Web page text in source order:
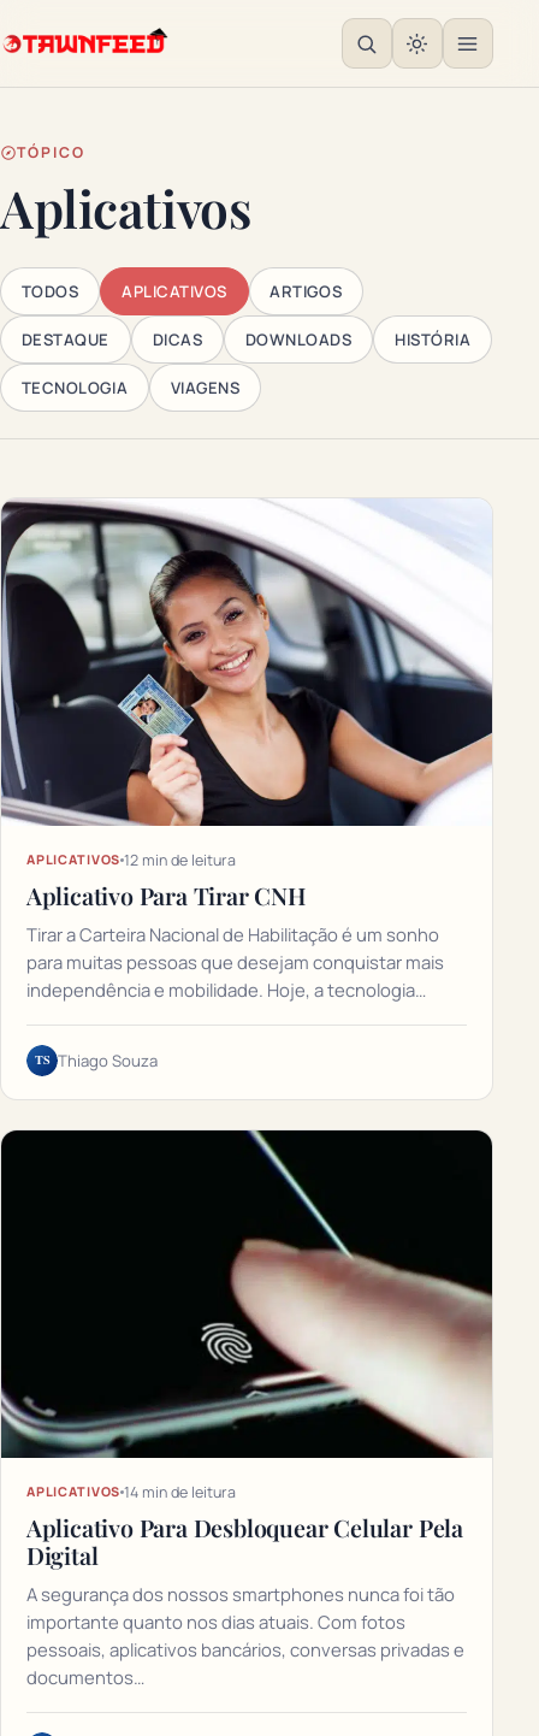
TÓPICO
Aplicativos
TODOS APLICATIVOS ARTIGOS
DESTAQUE DICAS DOWNLOADS HISTÓRIA
TECNOLOGIA VIAGENS
Articles
APLICATIVOS 12 min de leitura
Aplicativo Para Tirar CNH
Tirar a Carteira Nacional de Habilitação é um sonho
para muitas pessoas que desejam conquistar mais
independência e mobilidade. Hoje, a tecnologia…
TS Thiago Souza
APLICATIVOS 14 min de leitura
Aplicativo Para Desbloquear Celular Pela
Digital
A segurança dos nossos smartphones nunca foi tão
importante quanto nos dias atuais. Com fotos
pessoais, aplicativos bancários, conversas privadas e
documentos…